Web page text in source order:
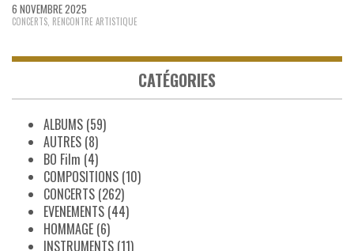
6 NOVEMBRE 2025
CONCERTS RENCONTRE ARTISTIQUE
CATÉGORIES
ALBUMS (59)
AUTRES (8)
BO Film (4)
COMPOSITIONS (10)
CONCERTS (262)
EVENEMENTS (44)
HOMMAGE (6)
INSTRUMENTS (11)